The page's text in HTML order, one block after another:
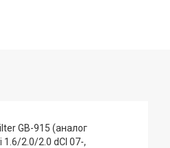
GB-915 (аналог
1.6/2.0/2.0 dCI 07-,